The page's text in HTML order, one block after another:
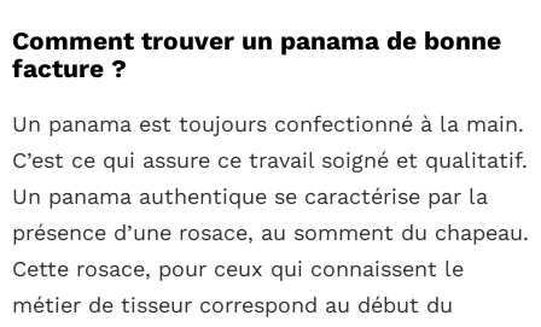
Comment trouver un panama de bonne
facture ?
Un panama est toujours confectionné à la main.
C’est ce qui assure ce travail soigné et qualitatif.
Un panama authentique se caractérise par la
présence d’une rosace, au somment du chapeau.
Cette rosace, pour ceux qui connaissent le
métier de tisseur correspond au début du